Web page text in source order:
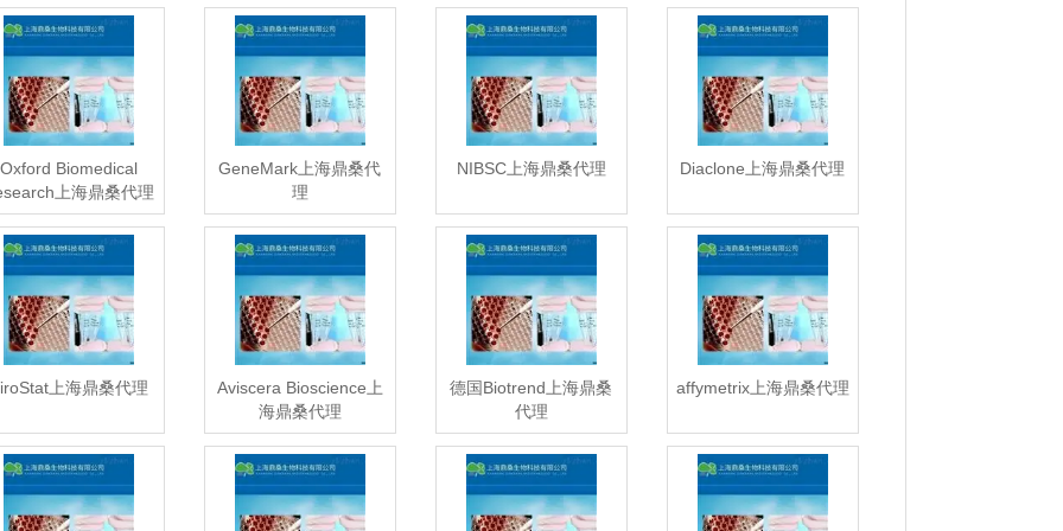
Oxford Biomedical
上海鼎桑代理
GeneMark上海鼎桑代
理
NIBSC上海鼎桑代理 Diaclone上海鼎桑代理
上海鼎桑代理
Aviscera Bioscience上
海鼎桑代理
德国Biotrend上海鼎桑
代理
affymetrix上海鼎桑代理